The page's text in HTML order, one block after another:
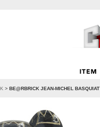
> BE@RBRICK JEAN-MICHEL